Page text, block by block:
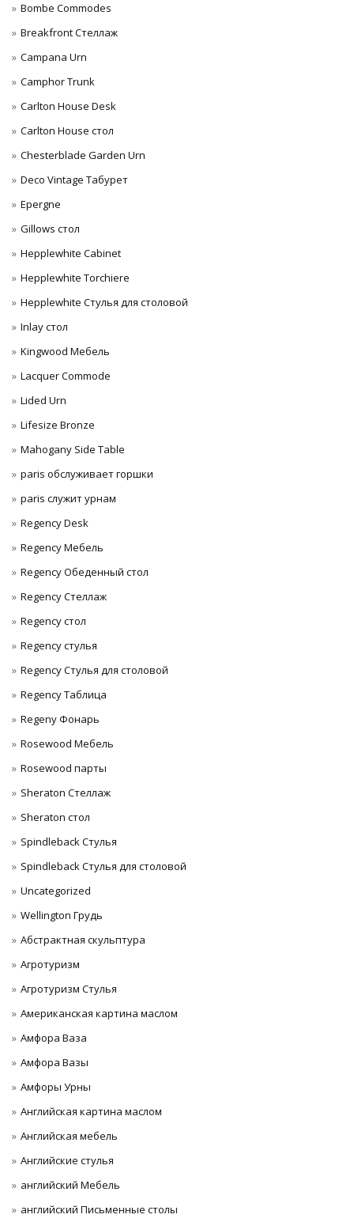
Bombe Commodes
Breakfront Стеллаж
Campana Urn
Camphor Trunk
Carlton House Desk
Carlton House стол
Chesterblade Garden Urn
Deco Vintage Табурет
Epergne
Gillows стол
Hepplewhite Cabinet
Hepplewhite Torchiere
Hepplewhite Стулья для столовой
Inlay стол
Kingwood Мебель
Lacquer Commode
Lided Urn
Lifesize Bronze
Mahogany Side Table
paris обслуживает горшки
paris служит урнам
Regency Desk
Regency Мебель
Regency Обеденный стол
Regency Стеллаж
Regency стол
Regency стулья
Regency Стулья для столовой
Regency Таблица
Regeny Фонарь
Rosewood Мебель
Rosewood парты
Sheraton Стеллаж
Sheraton стол
Spindleback Стулья
Spindleback Стулья для столовой
Uncategorized
Wellington Грудь
Абстрактная скульптура
Агротуризм
Агротуризм Стулья
Американская картина маслом
Амфора Ваза
Амфора Вазы
Амфоры Урны
Английская картина маслом
Английская мебель
Английские стулья
английский Мебель
английский Письменные столы